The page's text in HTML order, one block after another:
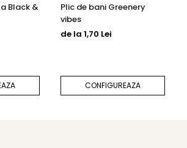
Black &
Plic de bani Greenery
vibes
de la 1,70 Lei
CONFIGUREAZA